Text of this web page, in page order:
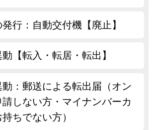
行：自動交付機【廃止】
【転入・転居・転出】
：郵送による転出届（オン
請しない方・マイナンバーカ
ちでない方）